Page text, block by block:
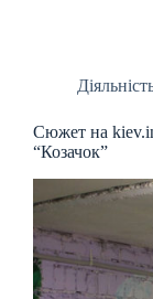
Сюжет на
“Козачок”